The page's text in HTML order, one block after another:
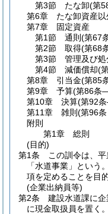
第3節
たな卸(第
第6章
たな卸資産
第7章
固定資産
第1節
通則 (第67
第2節
取得(第68
第3節
管理及び処
第4節
減価償却(
第8章
引当金(第85
第9章
予算(第86条
第10章
決算(第92
第11章
雑則 (第96
附則
第1章
総則
(目的)
第1条
この訓令は、
「水道事業」という
項を定めることを目
(企業出納員等)
第2条
建設水道課に
に現金取扱員を置く。